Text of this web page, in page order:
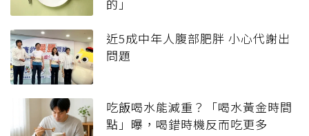
的」
近5成中年人腹部肥胖 小心代謝出
問題
吃飯喝水能減重？「喝水黃金時間
點」曝，喝錯時機反而吃更多